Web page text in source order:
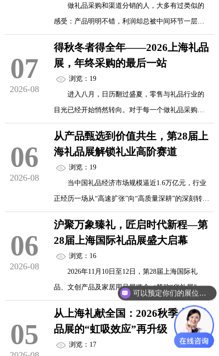
面对如此庞大的信息量，如果还抱着"到了现场
再说"的心态，大概率是跑断腿、拍一堆照片、回来
一堆样品，真正能落地的合作寥寥无几。展会三
天，真正...
做礼品采购和渠道分销的人，大多有过类似的
感受：产品明明不错，利润却总被中间环节一层层
切薄；客户要的定制需求并不复杂，但沟通链条太
长，交期和品质反复拉扯；好不容易找到一款有爆
款潜力的产品，却因为起订量、打样费和品牌授权
等门槛，迟迟无法落地。
问题的根源，往往不在市场，而在供应链。谁
能更直接地连接源头工厂，谁就拥有更强的成本控
制力；谁能更高效地完成LOGO定制和批量代工，
谁就能把更多利润握在自己手里。而秋季上海礼品
展，正是这样一个把采购方、渠道商和品牌方与源
头制造能力直接...
07
2026-08
得秋冬者得全年——2026上海礼品
展，年终采购的最后一站
浏览：19
进入八月，日历翻过盛夏，零售与礼品行业的
目光已经开始悄然转向。对于每一个做礼品采购、
渠道分销、企业福利和节日营销的人来说，真正的
“黄金赛道”从来不在春夏，而在秋冬。谁能提前锁
定秋冬的选品方向、供应链资源和渠道机会，谁就
掌握了全年业绩的主动权。
秋冬，是礼品行业的“胜负手”
礼品行业有着鲜明的季节节奏。中秋、国庆、
万圣节、感恩节、圣诞节、元旦、春节……从九月
到来年二月，几乎每隔几周就有一个重要的消费节
点。这些节日叠加在一起，构成了全年礼...
06
2026-08
从产品甄选到价值共生，第28届上
海礼品展解锁礼业高阶赛道
浏览：19
当中国礼品经济市场规模逼近1.6万亿元，行业
正经历一场从“高速扩张”向“高质量深耕”的深刻转
型。2026年11月10日至12日，第28届上海国际礼
品、文创产品及家居用品展览会（华礼展）将在上
海新国际博览中心盛大启幕。
本届展会不再仅仅满足于传统意义上的“货品展
销”，而是以“价值共生”为核心理念，致力于打造一
个集产品甄选、趋势洞察、产业赋能于一体的综合
性平台，引领礼业迈入高阶发展的新赛道。
06
2026-08
沪聚万象臻礼，匠启时代新程—第
28届上海国际礼品展盛大启幕
浏览：16
2026年11月10日至12日，第28届上海国际礼
品、文创产品及家居用品展览会（简称“华礼展”）
将在上海新国际博览中心盛大启幕。本届展会以“礼
链全球·潮涌东方”为主题，精准锚定年终采购黄金
窗口，汇聚约1,200家海内外优质展商，预计吸引逾
60,000名专业采购商莅临现场，共同见证一场融合
05
从上海礼献全国：2026秋季上海礼
品展的“虹吸效应”再升级
浏览：17
你们是怎么收费的呢？